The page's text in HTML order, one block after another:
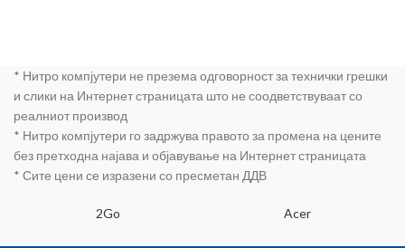
* Нитро компјутери не презема одговорност за технички грешки
и слики на Интернет страницата што не соодветствуваат со
реалниот производ
* Нитро компјутери го задржува правото за промена на цените
без претходна најава и објавување на Интернет страницата
* Сите цени се изразени со пресметан ДДВ
2Go Acer